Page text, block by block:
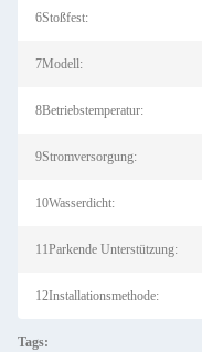
6Stoßfest:
7Modell:
8Betriebstemperatur:
9Stromversorgung:
10Wasserdicht:
11Parkende Unterstützung:
12Installationsmethode:
Tags: